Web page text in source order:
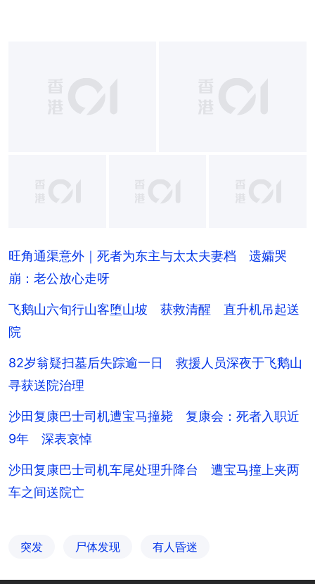
+2
旺角通渠意外｜死者为东主与太太夫妻档 遗孀哭
崩：老公放心走呀
飞鹅山六旬行山客堕山坡 获救清醒 直升机吊起送
院
82岁翁疑扫墓后失踪逾一日 救援人员深夜于飞鹅山
寻获送院治理
沙田复康巴士司机遭宝马撞毙 复康会：死者入职近
9年 深表哀悼
沙田复康巴士司机车尾处理升降台 遭宝马撞上夹两
车之间送院亡
突发 尸体发现 有人昏迷